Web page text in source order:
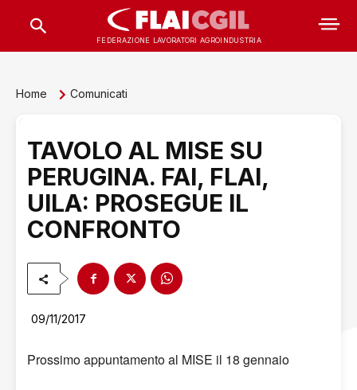
FEDERAZIONE LAVORATORI AGROINDUSTRIA
Home Comunicati
TAVOLO AL MISE SU
PERUGINA. FAI, FLAI,
UILA: PROSEGUE IL
CONFRONTO
09/11/2017
Prossimo appuntamento al MISE il 18 gennaio